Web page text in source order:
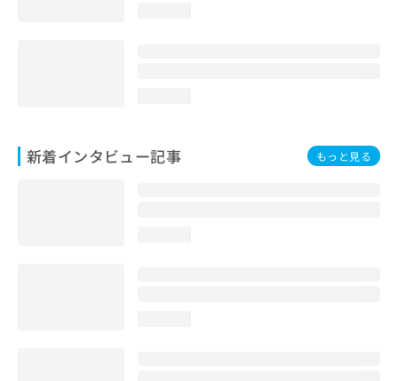
新着インタビュー記事 もっと見る